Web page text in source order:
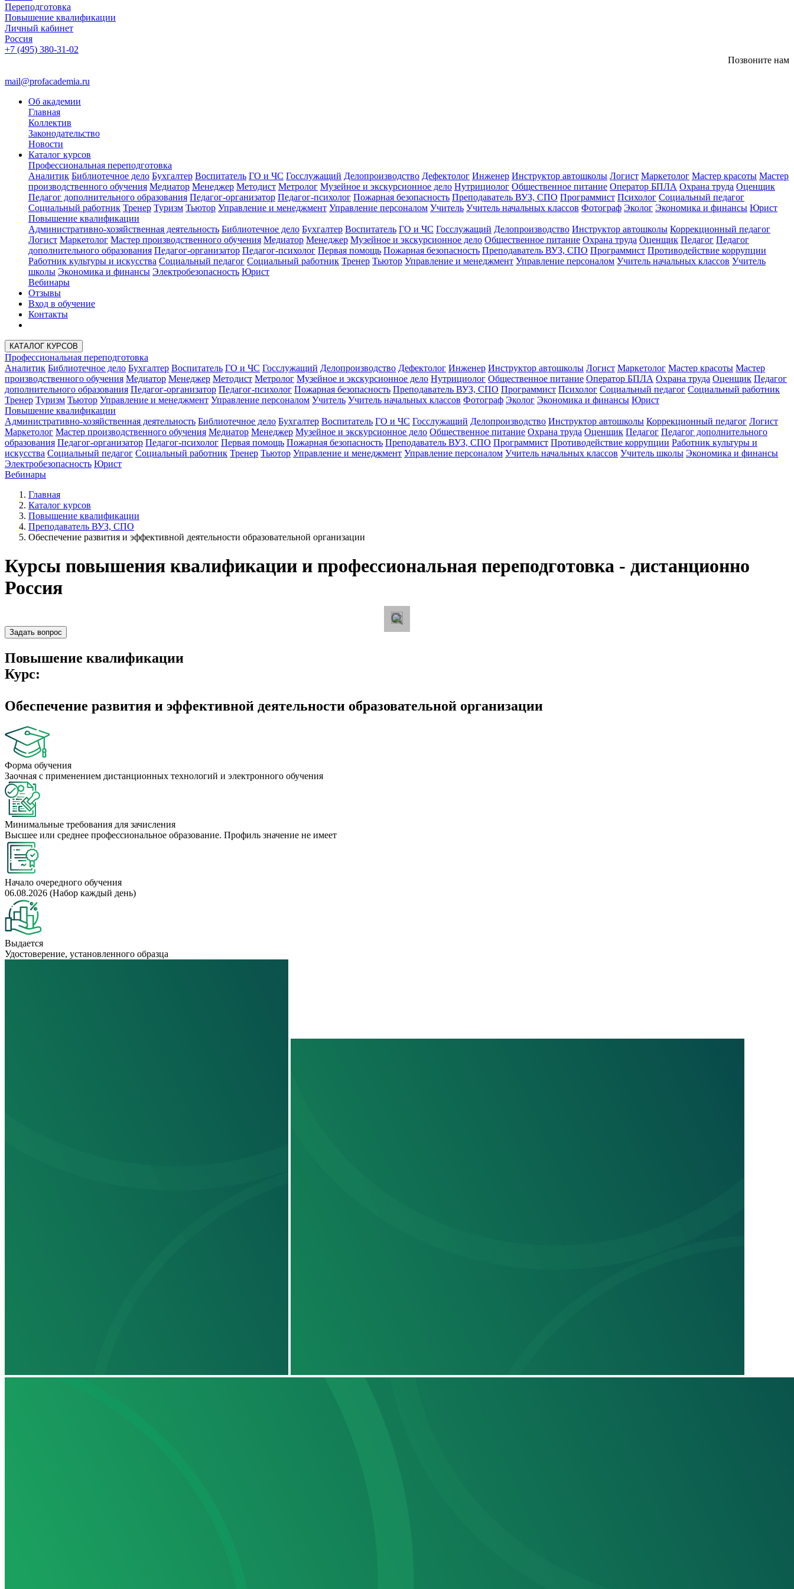
Переподготовка
Повышение квалификации
Личный кабинет
Россия
+7 (495) 380-31-02
Позвоните нам
mail@profacademia.ru
Об академии
Главная
Коллектив
Законодательство
Новости
Каталог курсов
Профессиональная переподготовка
Аналитик Библиотечное дело Бухгалтер Воспитатель ГО и ЧС Госслужащий Делопроизводство Дефектолог Инженер Инструктор автошколы Логист Маркетолог Мастер красоты Мастер
производственного обучения Медиатор Менеджер Методист Метролог Музейное и экскурсионное дело Нутрициолог Общественное питание Оператор БПЛА Охрана труда Оценщик
Педагог дополнительного образования Педагог-организатор Педагог-психолог Пожарная безопасность Преподаватель ВУЗ, СПО Программист Психолог Социальный педагог
Социальный работник Тренер Туризм Тьютор Управление и менеджмент Управление персоналом Учитель Учитель начальных классов Фотограф Эколог Экономика и финансы Юрист
Повышение квалификации
Административно-хозяйственная деятельность Библиотечное дело Бухгалтер Воспитатель ГО и ЧС Госслужащий Делопроизводство Инструктор автошколы Коррекционный педагог
Логист Маркетолог Мастер производственного обучения Медиатор Менеджер Музейное и экскурсионное дело Общественное питание Охрана труда Оценщик Педагог Педагог
дополнительного образования Педагог-организатор Педагог-психолог Первая помощь Пожарная безопасность Преподаватель ВУЗ, СПО Программист Противодействие коррупции
Работник культуры и искусства Социальный педагог Социальный работник Тренер Тьютор Управление и менеджмент Управление персоналом Учитель начальных классов Учитель
школы Экономика и финансы Электробезопасность Юрист
Вебинары
Отзывы
Вход в обучение
Контакты
КАТАЛОГ КУРСОВ
Профессиональная переподготовка
Аналитик Библиотечное дело Бухгалтер Воспитатель ГО и ЧС Госслужащий Делопроизводство Дефектолог Инженер Инструктор автошколы Логист Маркетолог Мастер красоты Мастер
производственного обучения Медиатор Менеджер Методист Метролог Музейное и экскурсионное дело Нутрициолог Общественное питание Оператор БПЛА Охрана труда Оценщик Педагог
дополнительного образования Педагог-организатор Педагог-психолог Пожарная безопасность Преподаватель ВУЗ, СПО Программист Психолог Социальный педагог Социальный работник
Тренер Туризм Тьютор Управление и менеджмент Управление персоналом Учитель Учитель начальных классов Фотограф Эколог Экономика и финансы Юрист
Повышение квалификации
Административно-хозяйственная деятельность Библиотечное дело Бухгалтер Воспитатель ГО и ЧС Госслужащий Делопроизводство Инструктор автошколы Коррекционный педагог Логист
Маркетолог Мастер производственного обучения Медиатор Менеджер Музейное и экскурсионное дело Общественное питание Охрана труда Оценщик Педагог Педагог дополнительного
образования Педагог-организатор Педагог-психолог Первая помощь Пожарная безопасность Преподаватель ВУЗ, СПО Программист Противодействие коррупции Работник культуры и
искусства Социальный педагог Социальный работник Тренер Тьютор Управление и менеджмент Управление персоналом Учитель начальных классов Учитель школы Экономика и финансы
Электробезопасность Юрист
Вебинары
Главная
Каталог курсов
Повышение квалификации
Преподаватель ВУЗ, СПО
Обеспечение развития и эффективной деятельности образовательной организации
Курсы повышения квалификации и профессиональная переподготовка - дистанционно
Россия
Задать вопрос
Повышение квалификации
Курс:
Обеспечение развития и эффективной деятельности образовательной организации
Форма обучения
Заочная с применением дистанционных технологий и электронного обучения
Минимальные требования для зачисления
Высшее или среднее профессиональное образование. Профиль значение не имеет
Начало очередного обучения
06.08.2026 (Набор каждый день)
Выдается
Удостоверение, установленного образца